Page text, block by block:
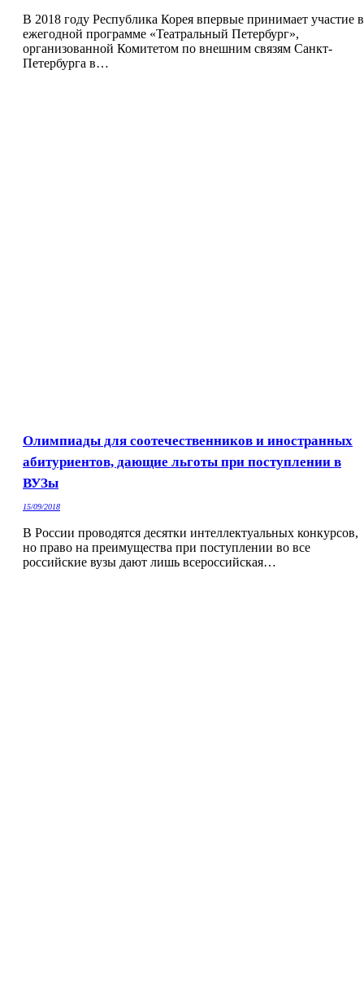
В 2018 году Республика Корея впервые принимает участие в
ежегодной программе «Театральный Петербург»,
организованной Комитетом по внешним связям Санкт-
Петербурга в…
Олимпиады для соотечественников и иностранных
абитуриентов, дающие льготы при поступлении в
ВУЗы
15/09/2018
В России проводятся десятки интеллектуальных конкурсов,
но право на преимущества при поступлении во все
российские вузы дают лишь всероссийская…